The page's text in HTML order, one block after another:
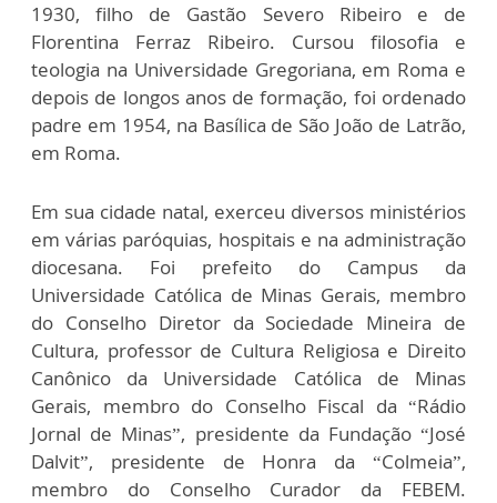
1930, filho de Gastão Severo Ribeiro e de
Florentina Ferraz Ribeiro. Cursou filosofia e
teologia na Universidade Gregoriana, em Roma e
depois de longos anos de formação, foi ordenado
padre em 1954, na Basílica de São João de Latrão,
em Roma.
Em sua cidade natal, exerceu diversos ministérios
em várias paróquias, hospitais e na administração
diocesana. Foi prefeito do Campus da
Universidade Católica de Minas Gerais, membro
do Conselho Diretor da Sociedade Mineira de
Cultura, professor de Cultura Religiosa e Direito
Canônico da Universidade Católica de Minas
Gerais, membro do Conselho Fiscal da “Rádio
Jornal de Minas”, presidente da Fundação “José
Dalvit”, presidente de Honra da “Colmeia”,
membro do Conselho Curador da FEBEM.